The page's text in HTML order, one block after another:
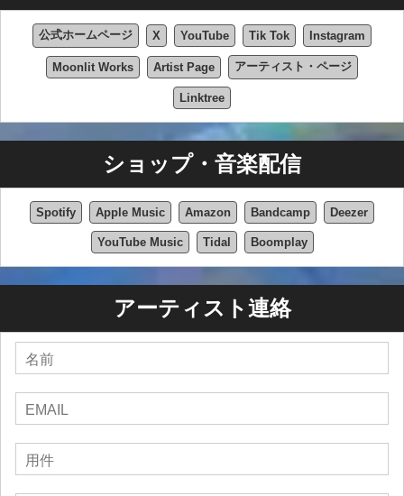
公式ホームページ X YouTube Tik Tok Instagram
Moonlit Works Artist Page アーティスト・ページ
Linktree
ショップ・音楽配信
Spotify Apple Music Amazon Bandcamp Deezer
YouTube Music Tidal Boomplay
アーティスト連絡